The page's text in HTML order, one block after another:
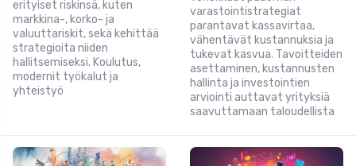
erityiset riskinsä, kuten
markkina-, korko- ja
valuuttariskit, sekä kehittää
strategioita niiden
hallitsemiseksi. Koulutus,
modernit työkalut ja
yhteistyö
varastointistrategiat
parantavat kassavirtaa,
vähentävät kustannuksia ja
tukevat kasvua. Tavoitteiden
asettaminen, kustannusten
hallinta ja investointien
arviointi auttavat yrityksiä
saavuttamaan taloudellista